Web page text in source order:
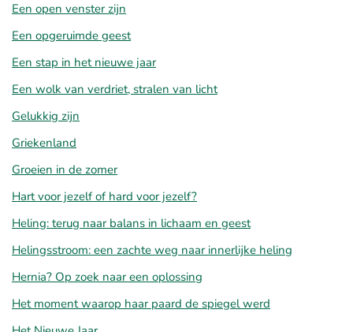
Een open venster zijn
Een opgeruimde geest
Een stap in het nieuwe jaar
Een wolk van verdriet, stralen van licht
Gelukkig zijn
Griekenland
Groeien in de zomer
Hart voor jezelf of hard voor jezelf?
Heling: terug naar balans in lichaam en geest
Helingsstroom: een zachte weg naar innerlijke heling
Hernia? Op zoek naar een oplossing
Het moment waarop haar paard de spiegel werd